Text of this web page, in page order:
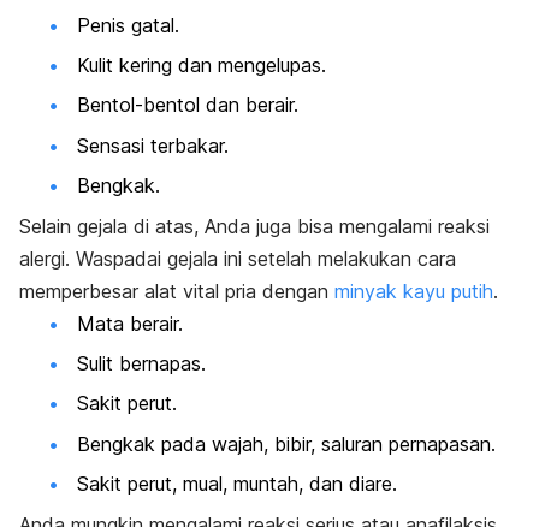
Penis gatal.
Kulit kering dan mengelupas.
Bentol-bentol dan berair.
Sensasi terbakar.
Bengkak.
Selain gejala di atas, Anda juga bisa mengalami reaksi
alergi. Waspadai gejala ini setelah melakukan cara
memperbesar alat vital pria dengan minyak kayu putih.
Mata berair.
Sulit bernapas.
Sakit perut.
Bengkak pada wajah, bibir, saluran pernapasan.
Sakit perut, mual, muntah, dan diare.